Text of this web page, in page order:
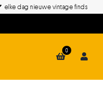
elke dag nieuwe vintage finds
0